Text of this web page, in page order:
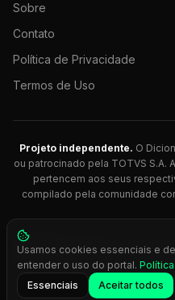
Sobre
Contato
Política de Privacidade
Termos de Uso
Projeto independente. O
ou patrocinado pela TOTVS S.A.
pertencem aos seus
compilado pela comunidade
© 2026 Dicionário Dev. Feito
Protheus.
Press Ctrl+K
Usamos cookies essenciais e
entender o uso do portal.
Essenciais
Aceitar todos